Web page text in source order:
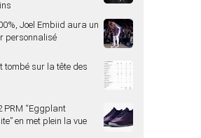
Joel Embiid aura un
personnalisé
tombé sur la tête des
PRM “Eggplant
en met plein la vue